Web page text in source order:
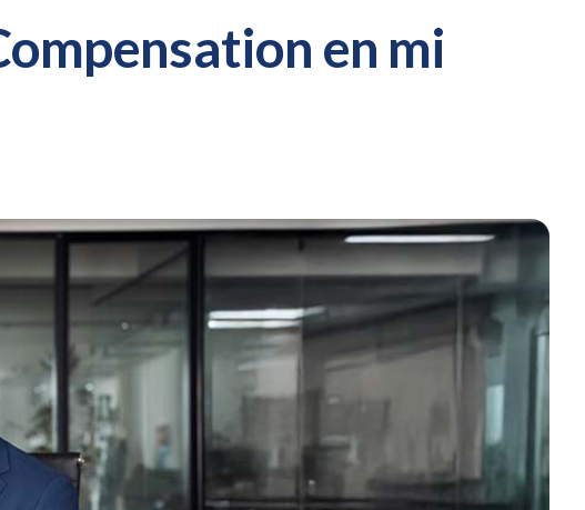
en mi